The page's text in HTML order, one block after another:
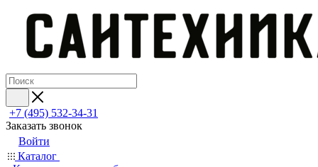
+7 (495) 532‑34‑31
Заказать звонок
Войти
Каталог